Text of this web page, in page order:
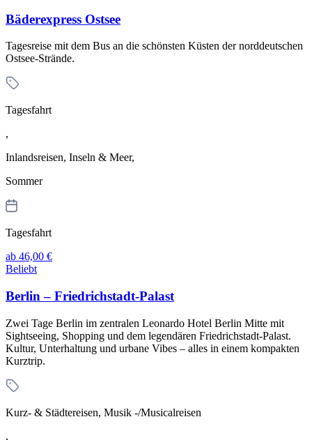
Bäderexpress Ostsee
Tagesreise mit dem Bus an die schönsten Küsten der norddeutschen
Ostsee-Strände.
Tagesfahrt
,
Inlandsreisen, Inseln & Meer,
Sommer
Tagesfahrt
ab 46,00 €
Beliebt
Berlin – Friedrichstadt-Palast
Zwei Tage Berlin im zentralen Leonardo Hotel Berlin Mitte mit
Sightseeing, Shopping und dem legendären Friedrichstadt-Palast.
Kultur, Unterhaltung und urbane Vibes – alles in einem kompakten
Kurztrip.
Kurz- & Städtereisen, Musik -/Musicalreisen
,